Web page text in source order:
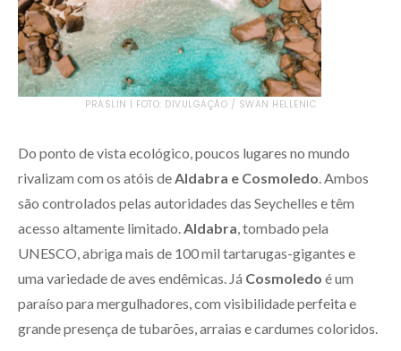
PRASLIN | FOTO: DIVULGAÇÃO / SWAN HELLENIC
Do ponto de vista ecológico, poucos lugares no mundo
rivalizam com os atóis deAldabra e Cosmoledo. Ambos
são controlados pelas autoridades das Seychelles e têm
acesso altamente limitado.Aldabra, tombado pela
UNESCO, abriga mais de 100 mil tartarugas-gigantes e
uma variedade de aves endêmicas. Já Cosmoledo é um
paraíso para mergulhadores, com visibilidade perfeita e
grande presença de tubarões, arraias e cardumes coloridos.